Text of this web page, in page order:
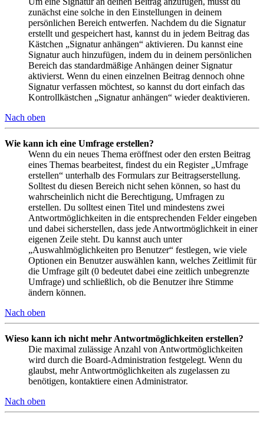
zunächst eine solche in den Einstellungen in deinem
persönlichen Bereich entwerfen. Nachdem du die Signatur
erstellt und gespeichert hast, kannst du in jedem Beitrag das
Kästchen „Signatur anhängen“ aktivieren. Du kannst eine
Signatur auch hinzufügen, indem du in deinem persönlichen
Bereich das standardmäßige Anhängen deiner Signatur
aktivierst. Wenn du einen einzelnen Beitrag dennoch ohne
Signatur verfassen möchtest, so kannst du dort einfach das
Kontrollkästchen „Signatur anhängen“ wieder deaktivieren.
Nach oben
Wie kann ich eine Umfrage erstellen?
Wenn du ein neues Thema eröffnest oder den ersten Beitrag
eines Themas bearbeitest, findest du ein Register „Umfrage
erstellen“ unterhalb des Formulars zur Beitragserstellung.
Solltest du diesen Bereich nicht sehen können, so hast du
wahrscheinlich nicht die Berechtigung, Umfragen zu
erstellen. Du solltest einen Titel und mindestens zwei
Antwortmöglichkeiten in die entsprechenden Felder eingeben
und dabei sicherstellen, dass jede Antwortmöglichkeit in einer
eigenen Zeile steht. Du kannst auch unter
„Auswahlmöglichkeiten pro Benutzer“ festlegen, wie viele
Optionen ein Benutzer auswählen kann, welches Zeitlimit für
die Umfrage gilt (0 bedeutet dabei eine zeitlich unbegrenzte
Umfrage) und schließlich, ob die Benutzer ihre Stimme
ändern können.
Nach oben
Wieso kann ich nicht mehr Antwortmöglichkeiten erstellen?
Die maximal zulässige Anzahl von Antwortmöglichkeiten
wird durch die Board-Administration festgelegt. Wenn du
glaubst, mehr Antwortmöglichkeiten als zugelassen zu
benötigen, kontaktiere einen Administrator.
Nach oben